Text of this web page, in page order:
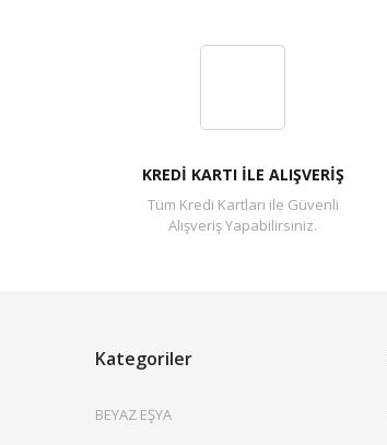
KREDİ KARTI İLE ALIŞVERİŞ
Tüm Kredi Kartları ile Güvenli
Alışveriş Yapabilirsiniz.
Kategoriler
BEYAZ EŞYA